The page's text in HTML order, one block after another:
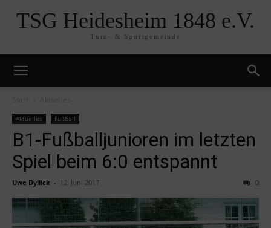
TSG Heidesheim 1848 e.V.
Turn- & Sportgemeinde
Aktuelles Fußball
B1-Fußballjunioren im letzten
Spiel beim 6:0 entspannt
Uwe Dyllick - 12. Juni 2017 0